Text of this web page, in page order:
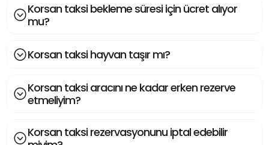
Korsan taksi bekleme süresi için ücret alıyor
mu?
Korsan taksi hayvan taşır mı?
Korsan taksi aracını ne kadar erken rezerve
etmeliyim?
Korsan taksi rezervasyonunu iptal edebilir